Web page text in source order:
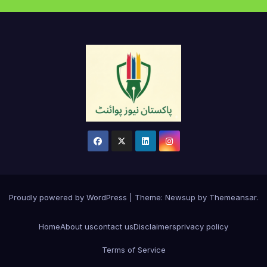
Proudly powered by WordPress Theme: Newsup by Themeansar.
HomeAbout uscontact usDisclaimersprivacy policy
Terms of Service